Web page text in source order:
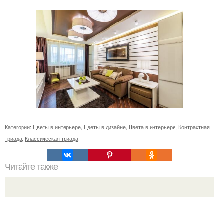
Категории: Цветы в интерьере Цветы в дизайне Цвета в интерьере Контрастная
триада Классическая триада
Читайте также